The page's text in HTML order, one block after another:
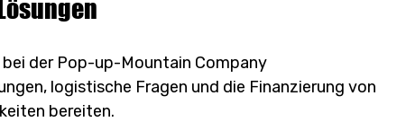
der Pop-up-Mountain Company
logistische Fragen und die Finanzierung von
bereiten.